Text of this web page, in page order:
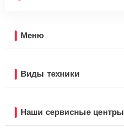
Меню
Виды техники
Наши сервисные центры